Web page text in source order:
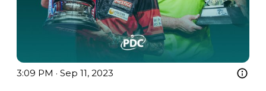
3:09 PM · Sep 11, 2023